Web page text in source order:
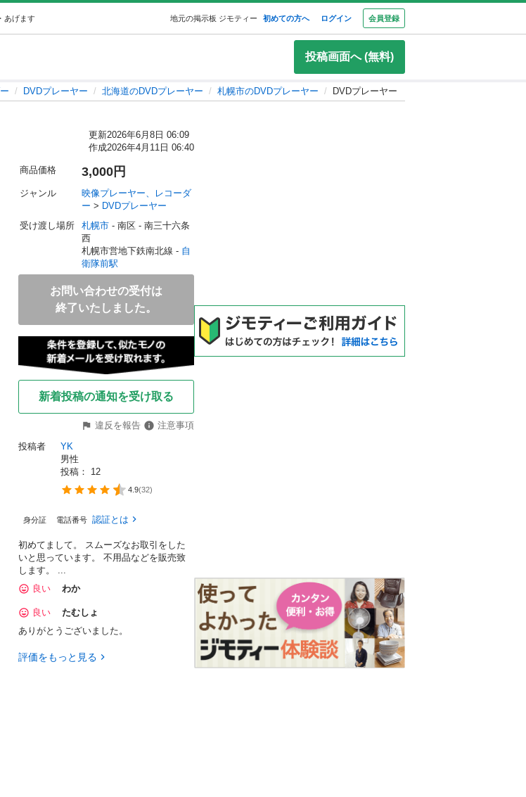
あげます 地元の掲示板 ジモティー 初めての方へ ログイン 会員登録
投稿画面へ (無料)
DVDプレーヤー 北海道のDVDプレーヤー 札幌市のDVDプレーヤー DVDプレーヤー
更新2026年6月8日 06:09
作成2026年4月11日 06:40
商品価格 3,000円
ジャンル
映像プレーヤー、レコーダ
ー > DVDプレーヤー
受け渡し場所
札幌市 - 南区 - 南三十六条
西
札幌市営地下鉄南北線 - 自
衛隊前駅
お問い合わせの受付は
終了いたしました。
新着投稿の通知を受け取る
違反を報告
注意事項
投稿者
YK
男性
投稿： 12
4.9(32)
身分証 電話番号 認証とは
初めてまして。 スムーズなお取引をした
いと思っています。 不用品などを販売致
します。 ...
良い
わか
良い
たむしょ
ありがとうございました。
評価をもっと見る